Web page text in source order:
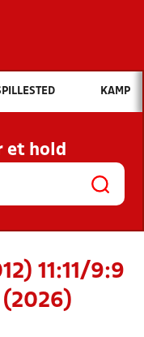
vil du søge efter?
OG NYHEDER
KLUBBER OG
KAMP
et hold
11:11/9:9
(2026)